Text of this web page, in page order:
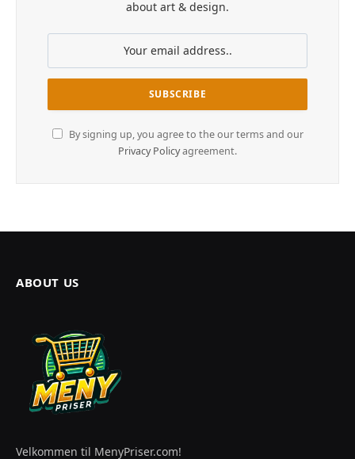
about art & design.
By signing up, you agree to the our terms and our
Privacy Policyagreement.
ABOUT US
Velkommen til MenyPriser.com!